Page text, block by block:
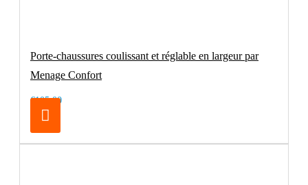
Porte-chaussures coulissant et réglable en largeur par
Menage Confort
€105.00